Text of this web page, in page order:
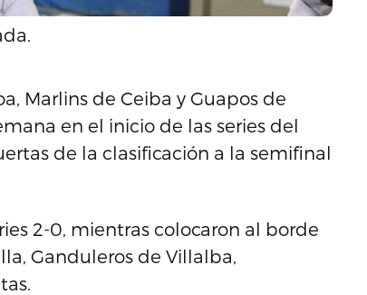
Marlins de Ceiba y Guapos de
en el inicio de las series del
de la clasificación a la semifinal
2-0, mientras colocaron al borde
Ganduleros de Villalba,